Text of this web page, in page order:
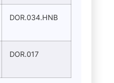
DOR.034.HNB
DOR.017